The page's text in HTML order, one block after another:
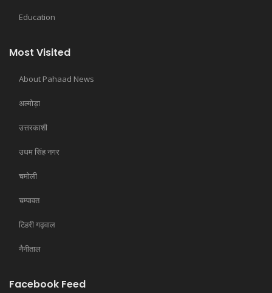
Education
Most Visited
About Pahaad News
अल्मोड़ा
उत्तरकाशी
उधम सिंह नगर
चमोली
चम्पावत
टिहरी गढ़वाल
नैनीताल
Facebook Feed